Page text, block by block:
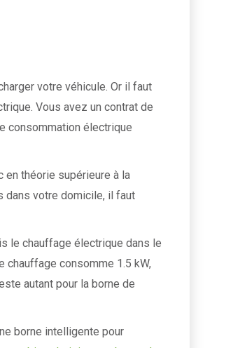
votre véhicule. Or il faut
Vous avez un contrat de
consommation électrique
en théorie supérieure à la
dans votre domicile, il faut
le chauffage électrique dans le
chauffage consomme 1.5 kW,
autant pour la borne de
borne intelligente pour